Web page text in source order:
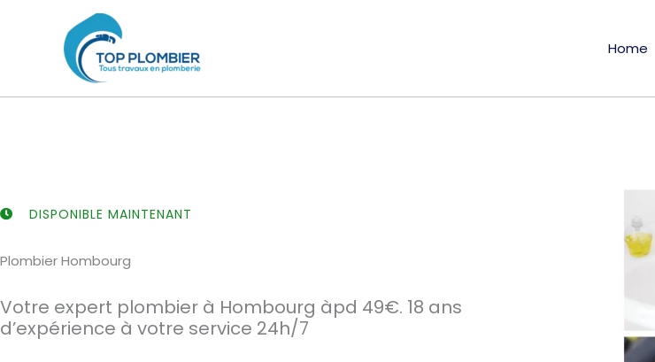
Home
DISPONIBLE MAINTENANT
Plombier Hombourg
Votre expert plombier à Hombourg àpd 49€. 18 ans
d’expérience à votre service 24h/7